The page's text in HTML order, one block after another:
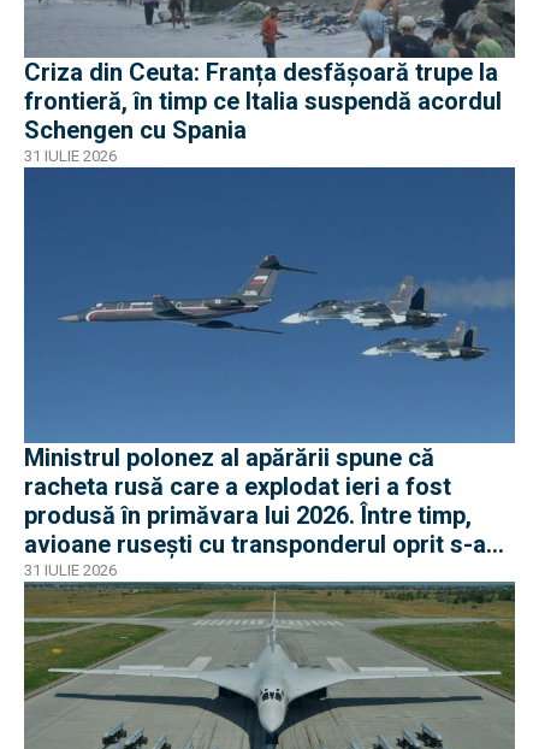
Criza din Ceuta: Franța desfășoară trupe la
frontieră, în timp ce Italia suspendă acordul
Schengen cu Spania
31 IULIE 2026
Ministrul polonez al apărării spune că
racheta rusă care a explodat ieri a fost
produsă în primăvara lui 2026. Între timp,
avioane rusești cu transponderul oprit s-au
apropiat de frontiera Poloniei
31 IULIE 2026